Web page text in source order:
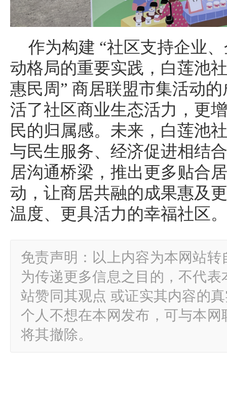
作为构建 “社区支持企业
动格局的重要实践，白莲池
惠民周” 商居联盟市集活动
活了社区商业生态活力，更
民的归属感。未来，白莲池
与民生服务、经济促进相结
居沟通桥梁，推出更多贴合
动，让商居共融的成果惠及
温度、更具活力的幸福社区。
免责声明：以上内容为本网站
为传递更多信息之目的，不代
站赞同其观点 或证实其内容的
个人不想在本网发布，可与本
将其撤除。